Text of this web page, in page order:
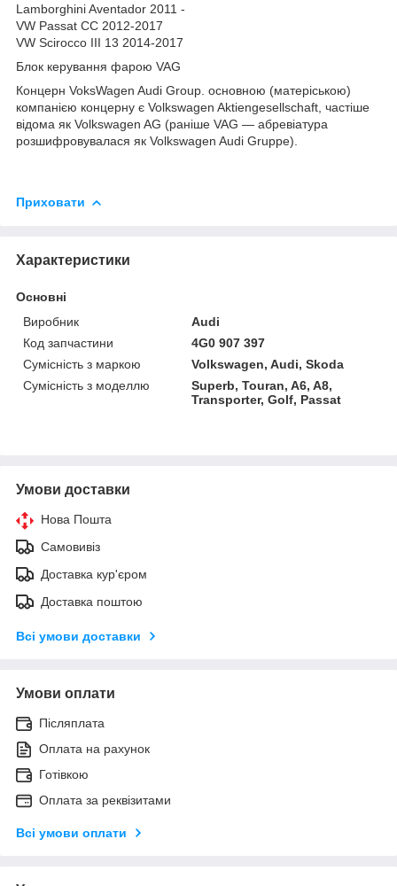
Lamborghini Aventador 2011 -
VW Passat CC 2012-2017
VW Scirocco III 13 2014-2017
Блок керування фарою VAG
Концерн VoksWagen Audi Group. основною (матеріською)
компанією концерну є Volkswagen Aktiengesellschaft, частіше
відома як Volkswagen AG (раніше VAG — абревіатура
розшифровувалася як Volkswagen Audi Gruppe).
Приховати
Характеристики
Основні
Виробник
Audi
Код запчастини
4G0 907 397
Сумісність з маркою
Volkswagen, Audi, Skoda
Сумісність з моделлю
Superb, Touran, A6, A8,
Transporter, Golf, Passat
Умови доставки
Нова Пошта
Самовивіз
Доставка кур'єром
Доставка поштою
Всі умови доставки
Умови оплати
Післяплата
Оплата на рахунок
Готівкою
Оплата за реквізитами
Всі умови оплати